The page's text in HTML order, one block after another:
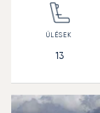
13